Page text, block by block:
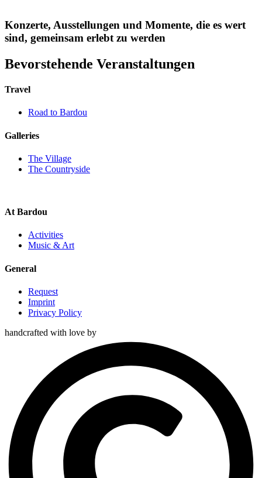
Konzerte, Ausstellungen und Momente, die es wert
sind, gemeinsam erlebt zu werden
Bevorstehende Veranstaltungen
Travel
Road to Bardou
Galleries
The Village
The Countryside
At Bardou
Activities
Music & Art
General
Request
Imprint
Privacy Policy
handcrafted with love by